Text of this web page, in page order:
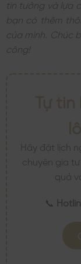
tin tưởng và lựa
bạn có thêm
của mình. Chúc
công!
Hãy đặt lịch
chuyên gia
quả
📞